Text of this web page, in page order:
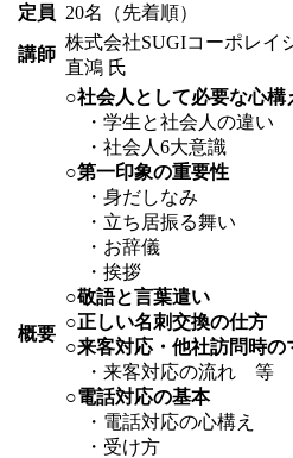
定員 20名（先着順）
講師
株式会社SUGIコーポレ
直鴻 氏
概要
○社会人として必要な心構
・学生と社会人の違い
・社会人6大意識
○第一印象の重要性
・身だしなみ
・立ち居振る舞い
・お辞儀
・挨拶
○敬語と言葉遣い
○正しい名刺交換の仕方
○来客対応・他社訪問時の
・来客対応の流れ 等
○電話対応の基本
・電話対応の心構え
・受け方